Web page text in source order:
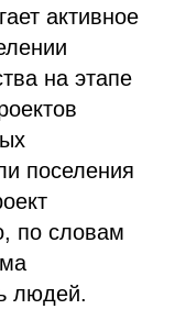
активное
на этапе
поселения
по словам
людей.